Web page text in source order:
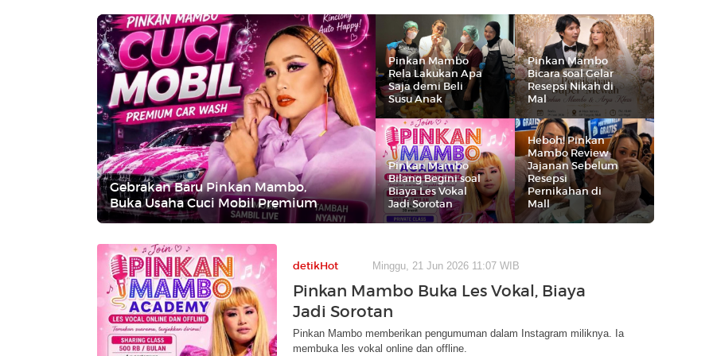
Gebrakan Baru Pinkan Mambo,
Buka Usaha Cuci Mobil Premium
Pinkan Mambo
Rela Lakukan Apa
Saja demi Beli
Susu Anak
Pinkan Mambo
Bicara soal Gelar
Resepsi Nikah di
Mal
Pinkan Mambo
Bilang Begini soal
Biaya Les Vokal
Jadi Sorotan
Heboh! Pinkan
Mambo Review
Jajanan Sebelum
Resepsi
Pernikahan di
Mall
detikHot Minggu, 21 Jun 2026 11:07 WIB
Pinkan Mambo Buka Les Vokal, Biaya
Jadi Sorotan
Pinkan Mambo memberikan pengumuman dalam Instagram miliknya. Ia
membuka les vokal online dan offline.